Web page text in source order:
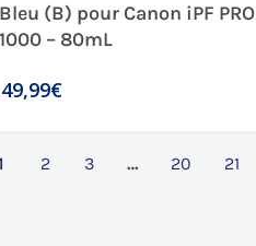
Bleu (B) pour Canon iPF PRO
1000 – 80mL
49,99€
2 3 … 20 21